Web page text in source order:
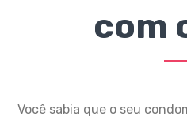
com
Você sabia que o seu